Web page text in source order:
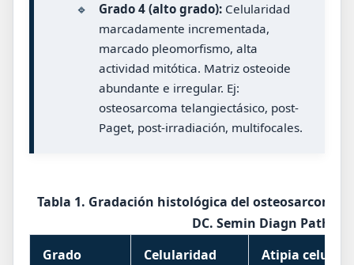
🔹
Grado 4 (alto grado):Celularidad
marcadamente incrementada,
marcado pleomorfismo, alta
actividad mitótica. Matriz osteoide
abundante e irregular. Ej:
osteosarcoma telangiectásico, post-
Paget, post-irradiación, multifocales.
Tabla 1. Gradación histológica del osteosarcoma
DC. Semin Diagn Pathol
Grado
Celularidad Atipia celular